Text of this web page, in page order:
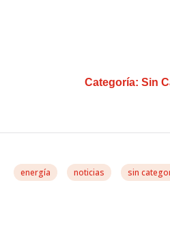
Categoría: Sin
energía noticias sin